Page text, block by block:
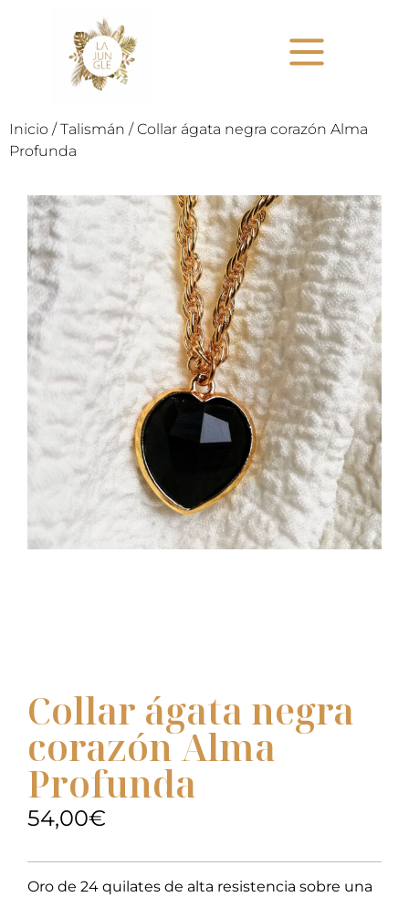
Inicio /Talismán / Collar ágata negra corazón Alma
Profunda
Collar ágata negra
corazón Alma
Profunda
54,00€
Oro de 24 quilates de alta resistencia sobre una